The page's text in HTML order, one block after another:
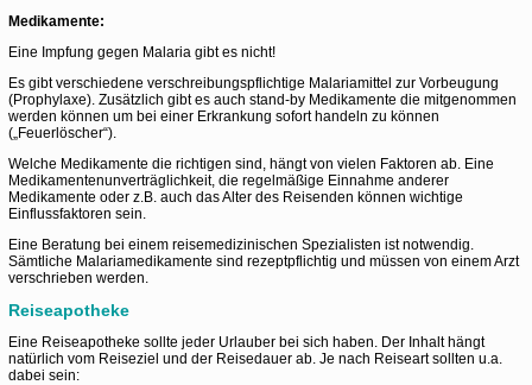
Medikamente:
Eine Impfung gegen Malaria gibt es nicht!
Es gibt verschiedene verschreibungspflichtige Malariamittel zur Vorbeugung
(Prophylaxe). Zusätzlich gibt es auch stand-by Medikamente die mitgenommen
werden können um bei einer Erkrankung sofort handeln zu können
(„Feuerlöscher“).
Welche Medikamente die richtigen sind, hängt von vielen Faktoren ab. Eine
Medikamentenunverträglichkeit, die regelmäßige Einnahme anderer
Medikamente oder z.B. auch das Alter des Reisenden können wichtige
Einflussfaktoren sein.
Eine Beratung bei einem reisemedizinischen Spezialisten ist notwendig.
Sämtliche Malariamedikamente sind rezeptpflichtig und müssen von einem Arzt
verschrieben werden.
Reiseapotheke
Eine Reiseapotheke sollte jeder Urlauber bei sich haben. Der Inhalt hängt
natürlich vom Reiseziel und der Reisedauer ab. Je nach Reiseart sollten u.a.
dabei sein: